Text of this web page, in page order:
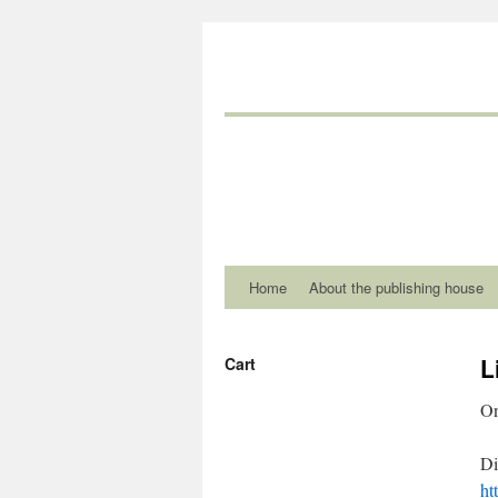
Home About the publishing house
Cart